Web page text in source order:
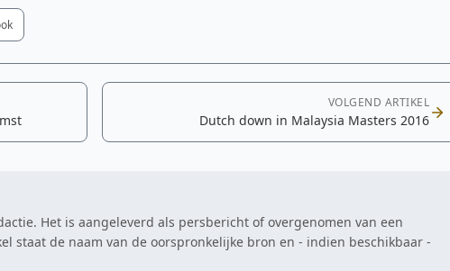
VOLGEND ARTIKEL
Dutch down in Malaysia Masters 2016
Het is aangeleverd als persbericht of overgenomen van een
staat de naam van de oorspronkelijke bron en - indien beschikbaar -